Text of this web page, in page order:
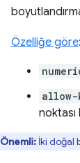
Özelliğe göre:
allow-
Önemli: İki doğal